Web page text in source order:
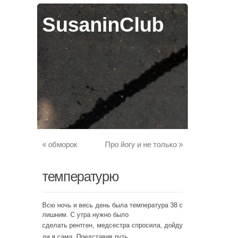
SusaninClub
« обморок Про йогу и не только »
температурю
Всю ночь и весь день была температура 38 с
лишним. С утра нужно было
сделать рентген, медсестра спросила, дойду
ли я сама. Представив путь